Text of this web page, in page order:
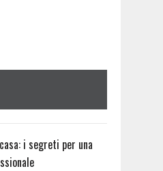
i segreti per una